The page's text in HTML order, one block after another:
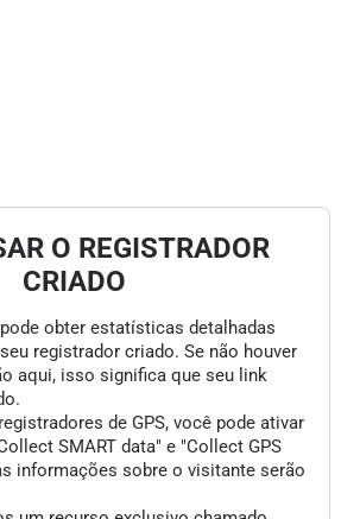
O REGISTRADOR
CRIADO
obter estatísticas detalhadas
registrador criado. Se não houver
aqui, isso significa que seu link
de GPS, você pode ativar
SMART data" e "Collect GPS
informações sobre o visitante serão